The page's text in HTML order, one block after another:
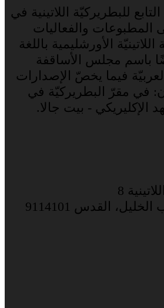
للبطريركيّة اللاتينية في
والفعاليات
اللاتينيّة الأورشليمية باللغة
باسم مجلس الأساقفة
فيما يخصّ الإصدارات
في مقرّ البطريركيّة في
الإكليريكي - بيت جالا.
8